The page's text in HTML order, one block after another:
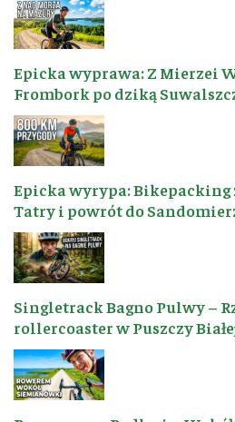
Epicka wyprawa: Z Mierzei
Frombork po dziką
Epicka wyrypa: Bikepacking
Tatry i powrót do
Singletrack Bagno Pulwy –
rollercoaster w Puszczy